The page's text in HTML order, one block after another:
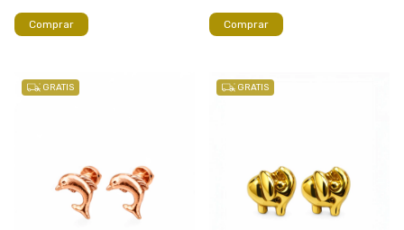
Comprar Comprar
GRATIS GRATIS